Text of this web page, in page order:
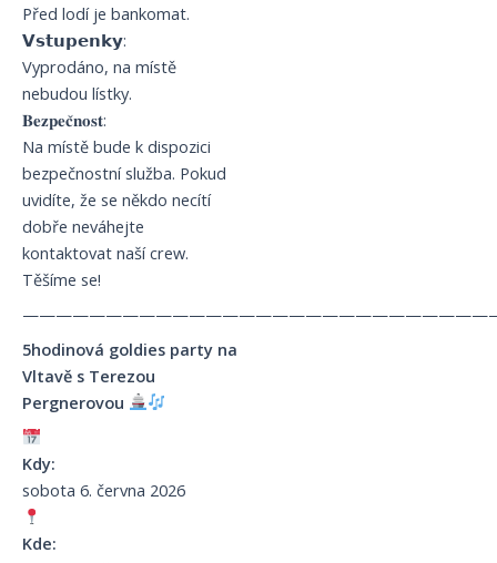
Před lodí je bankomat.
𝗩𝘀𝘁𝘂𝗽𝗲𝗻𝗸𝘆:
Vyprodáno, na místě
nebudou lístky.
𝐁𝐞𝐳𝐩𝐞𝐜̌𝐧𝐨𝐬𝐭:
Na místě bude k dispozici
bezpečnostní služba. Pokud
uvidíte, že se někdo necítí
dobře neváhejte
kontaktovat naší crew.
Těšíme se!
5hodinová goldies party na
Vltavě s Terezou
Pergnerovou
Kdy:
sobota 6. června 2026
Kde: